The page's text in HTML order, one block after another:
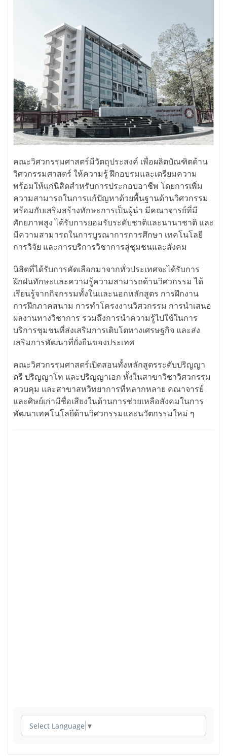
คณะวิศวกรรมศาสตร์มีวัตถุประสงค์ เพื่อผลิตบัณฑิตด้าน
วิศวกรรมศาสตร์ ให้ความรู้ ฝึกอบรมและเตรียมความ
พร้อมให้แก่นิสิตสำหรับการประกอบอาชีพ โดยการเพิ่ม
ความสามารถในการแก้ปัญหาด้วยพื้นฐานด้านวิศวกรรม
พร้อมกับเสริมสร้างทักษะการเป็นผู้นำ มีคณาจารย์ที่มี
ศักยภาพสูง ได้รับการยอมรับระดับชาติและนานาชาติ และ
มีความสามารถในการบูรณาการการศึกษา เทคโนโลยี
การวิจัย และการบริการวิชาการสู่ชุมชนและสังคม
นิสิตที่ได้รับการคัดเลือกมาจากทั่วประเทศจะได้รับการ
ฝึกฝนทักษะและความรู้ความสามารถด้านวิศวกรรม ได้
เรียนรู้จากกิจกรรมทั้งในและนอกหลักสูตร การฝึกงาน
การฝึกภาคสนาม การทำโครงงานวิศวกรรม การนำเสนอ
ผลงานทางวิชาการ รวมถึงการนำความรู้ไปใช้ในการ
บริการชุมชนที่ส่งเสริมการเติบโตทางเศรษฐกิจ และส่ง
เสริมการพัฒนาที่ยั่งยืนของประเทศ
คณะวิศวกรรมศาสตร์เปิดสอนทั้งหลักสูตรระดับปริญญา
ตรี ปริญญาโท และปริญญาเอก ทั้งในสาขาวิชาวิศวกรรม
ควบคุม และสาขาสหวิทยาการที่หลากหลาย คณาจารย์
และศิษย์เก่ามีชื่อเสียงในด้านการช่วยเหลือสังคมในการ
พัฒนาเทคโนโลยีด้านวิศวกรรมและนวัตกรรมใหม่ ๆ
Select Language ▼